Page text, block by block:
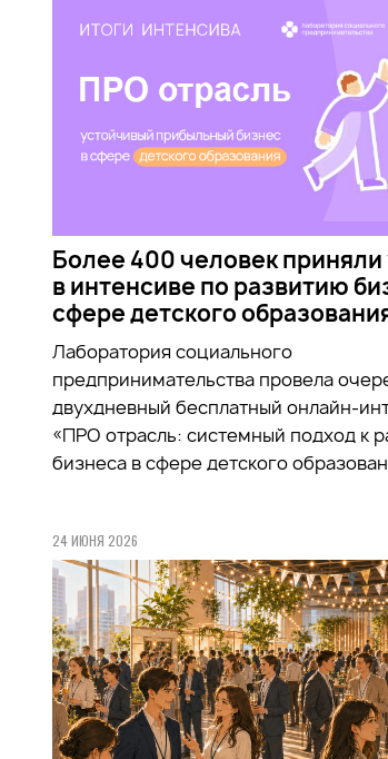
Более 400 человек приняли
в интенсиве по развитию
сфере детского
Лаборатория социального
предпринимательства провела
двухдневный бесплатный онлайн-
«ПРО отрасль: системный подход к
бизнеса в сфере детского
24 ИЮНЯ 2026